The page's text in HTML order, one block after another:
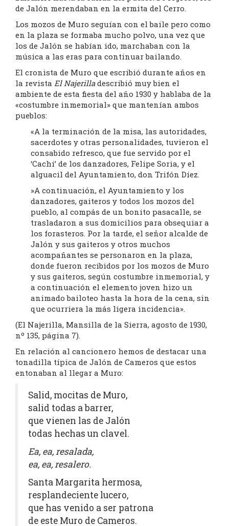
de Jalón merendaban en la ermita del Cerro.
Los mozos de Muro seguían con el baile pero como
en la plaza se formaba mucho polvo, una vez que
los de Jalón se habían ido, marchaban con la
música a las eras para continuar bailando.
El cronista de Muro que escribió durante años en
la revista El Najerilladescribió muy bien el
ambiente de esta fiesta del año 1930 y hablaba de la
«costumbre inmemorial» que mantenían ambos
pueblos:
«A la terminación de la misa, las autoridades,
sacerdotes y otras personalidades, tuvieron el
consabido refresco, que fue servido por el
‘Cachi’ de los danzadores, Felipe Soria, y el
alguacil del Ayuntamiento, don Trifón Díez.
»A continuación, el Ayuntamiento y los
danzadores, gaiteros y todos los mozos del
pueblo, al compás de un bonito pasacalle, se
trasladaron a sus domicilios para obsequiar a
los forasteros. Por la tarde, el señor alcalde de
Jalón y sus gaiteros y otros muchos
acompañantes se personaron en la plaza,
donde fueron recibidos por los mozos de Muro
y sus gaiteros, según costumbre inmemorial, y
a continuación el elemento joven hizo un
animado bailoteo hasta la hora de la cena, sin
que ocurriera la más ligera incidencia».
(El Najerilla, Mansilla de la Sierra, agosto de 1930,
nº 135, página 7).
En relación al cancionero hemos de destacar una
tonadilla típica de Jalón de Cameros que estos
entonaban al llegar a Muro:
Salid, mocitas de Muro,
salid todas a barrer,
que vienen las de Jalón
todas hechas un clavel.
Ea, ea, resalada,
ea, ea, resalero.
Santa Margarita hermosa,
resplandeciente lucero,
que has venido a ser patrona
de este Muro de Cameros.